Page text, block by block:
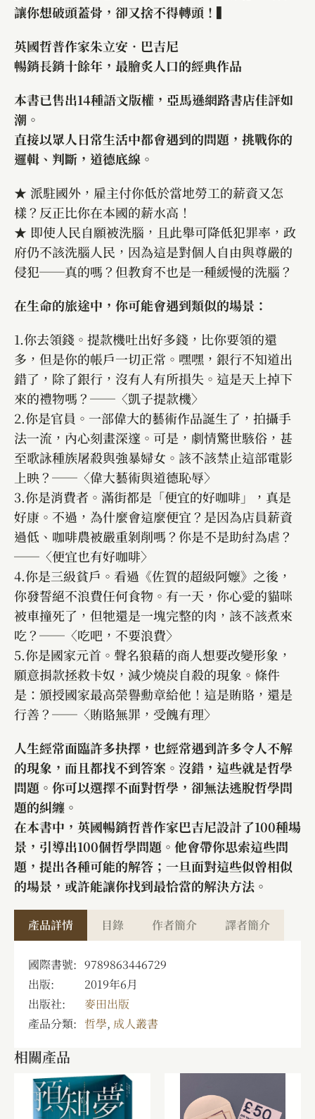
讓你想破頭蓋骨，卻又捨不得轉頭！▍
英國哲普作家朱立安．巴吉尼
暢銷長銷十餘年，最膾炙人口的經典作品
本書已售出14種語文版權，亞馬遜網路書店佳評如
潮。
直接以眾人日常生活中都會遇到的問題，挑戰你的
邏輯、判斷，道德底線。
★ 派駐國外，雇主付你低於當地勞工的薪資又怎
樣？反正比你在本國的薪水高！
★ 即使人民自願被洗腦，且此舉可降低犯罪率，政
府仍不該洗腦人民，因為這是對個人自由與尊嚴的
侵犯──真的嗎？但教育不也是一種緩慢的洗腦？
在生命的旅途中，你可能會遇到類似的場景：
1.你去領錢。提款機吐出好多錢，比你要領的還
多，但是你的帳戶一切正常。嘿嘿，銀行不知道出
錯了，除了銀行，沒有人有所損失。這是天上掉下
來的禮物嗎？──〈凱子提款機〉
2.你是官員。一部偉大的藝術作品誕生了，拍攝手
法一流，內心刻畫深邃。可是，劇情驚世駭俗，甚
至歌詠種族屠殺與強暴婦女。該不該禁止這部電影
上映？──〈偉大藝術與道德恥辱〉
3.你是消費者。滿街都是「便宜的好咖啡」，真是
好康。不過，為什麼會這麼便宜？是因為店員薪資
過低、咖啡農被嚴重剝削嗎？你是不是助紂為虐？
──〈便宜也有好咖啡〉
4.你是三級貧戶。看過《佐賀的超級阿嬤》之後，
你發誓絕不浪費任何食物。有一天，你心愛的貓咪
被車撞死了，但牠還是一塊完整的肉，該不該煮來
吃？──〈吃吧，不要浪費〉
5.你是國家元首。聲名狼藉的商人想要改變形象，
願意捐款拯救卡奴，減少燒炭自殺的現象。條件
是：頒授國家最高榮譽勳章給他！這是賄賂，還是
行善？──〈賄賂無罪，受餽有理〉
人生經常面臨許多抉擇，也經常遇到許多令人不解
的現象，而且都找不到答案。沒錯，這些就是哲學
問題。你可以選擇不面對哲學，卻無法逃脫哲學問
題的糾纏。
在本書中，英國暢銷哲普作家巴吉尼設計了100種場
景，引導出100個哲學問題。他會帶你思索這些問
題，提出各種可能的解答；一旦面對這些似曾相似
的場景，或許能讓你找到最恰當的解決方法。
產品詳情 目錄 作者簡介 譯者簡介
國際書號: 9789863446729
出版:
2019年6月
出版社:
麥田出版
產品分類: 哲學, 成人叢書
相關產品